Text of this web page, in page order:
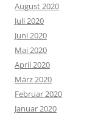
August 2020
Juli 2020
Juni 2020
Mai 2020
April 2020
März 2020
Februar 2020
Januar 2020